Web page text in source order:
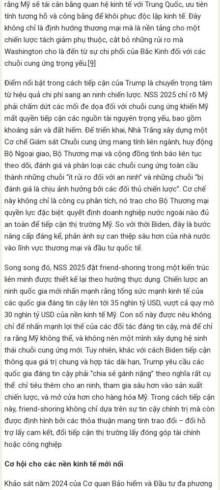
rằng Mỹ sẽ tái cân bằng quan hệ kinh tế với Trung Quốc, ưu tiên
tính tương hỗ và công bằng để khôi phục độc lập kinh tế. Đây
không chỉ là định hướng thương mại mà là nền tảng cho một
chiến lược tách giảm phụ thuộc, cắt bỏ những rủi ro mà
Washington cho là đến từ sự chi phối của Bắc Kinh đối với các
chuỗi cung ứng trọng yếu.[9]
Điểm nổi bật trong cách tiếp cận của Trump là chuyển trọng tâm
từ hiệu quả chi phí sang an ninh chiến lược. NSS 2025 chỉ rõ Mỹ
phải chấm dứt các mối đe dọa đối với chuỗi cung ứng khiến Mỹ
mất quyền tiếp cận các nguồn tài nguyên trọng yếu, bao gồm
khoáng sản và đất hiếm. Để triển khai, Nhà Trắng xây dựng một
Cơ chế Giám sát Chuỗi cung ứng mang tính liên ngành, huy động
Bộ Ngoại giao, Bộ Thương mại và cộng đồng tình báo liên tục
theo dõi, đánh giá và phân loại các chuỗi cung ứng toàn cầu
thành những chuỗi “ít rủi ro đối với an ninh” và những chuỗi “bị
đánh giá là chịu ảnh hưởng bởi các đối thủ chiến lược”. Cơ chế
này không chỉ là công cụ phân tích, nó trao cho Bộ Thương mại
quyền lực đặc biệt: quyết định doanh nghiệp nước ngoài nào đủ
an toàn để tiếp cận thị trường Mỹ. So với thời Biden, đây là bước
nâng cấp đáng kể, phản ánh sự can thiệp sâu hơn của nhà nước
vào lĩnh vực thương mại và đầu tư quốc tế.
Song song đó, NSS 2025 đặt friend-shoring trong một kiến trúc
liên minh được thiết kế lại theo hướng thực dụng. Chiến lược an
ninh quốc gia mới nhấn mạnh rằng tổng sức mạnh kinh tế của
các quốc gia đáng tin cậy lên tới 35 nghìn tỷ USD, vượt cả quy mô
30 nghìn tỷ USD của nền kinh tế Mỹ. Con số này được nêu không
chỉ để nhấn mạnh lợi thế của các đối tác đáng tin cậy, mà để chỉ
ra rằng Mỹ không thể, và không nên một mình xây dựng hệ sinh
thái chuỗi cung ứng mới. Tuy nhiên, khác với cách Biden tiếp cận
thông qua giá trị chung và hợp tác dài hạn, Trump yêu cầu các
quốc gia đáng tin cậy phải “chia sẻ gánh nặng” theo nghĩa rất cụ
thể: chỉ tiêu thêm cho an ninh, tham gia sâu hơn vào sản xuất
chiến lược, và mở cửa hơn cho hàng hóa Mỹ. Trong cách tiếp cận
này, friend-shoring không chỉ dựa trên sự tin cậy chính trị mà còn
được định hình bởi các thỏa thuận mang tính trao đổi – đổi hỗ
trợ lấy cam kết, đổi tiếp cận thị trường lấy đóng góp tài chính
hoặc công nghiệp.
Cơ hội cho các nền kinh tế mới nổi
Khảo sát năm 2024 của Cơ quan Bảo hiểm và Đầu tư đa phương